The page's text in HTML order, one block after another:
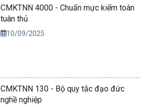
CMKTNN 4000 - Chuẩn mực kiểm toán
tuân thủ
10/09/2025
CMKTNN 130 - Bộ quy tắc đạo đức
nghề nghiệp